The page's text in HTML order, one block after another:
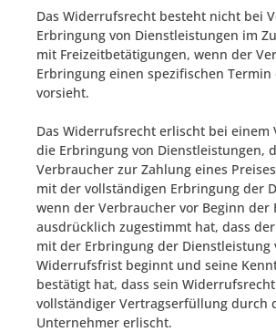
Das Widerrufsrecht besteht nicht bei
Erbringung von Dienstleistungen im
mit Freizeitbetätigungen, wenn der
Erbringung einen spezifischen Termin
vorsieht.
Das Widerrufsrecht erlischt bei einem
die Erbringung von Dienstleistungen,
Verbraucher zur Zahlung eines
mit der vollständigen Erbringung der
wenn der Verbraucher vor Beginn der
ausdrücklich zugestimmt hat, dass
mit der Erbringung der Dienstleistung
Widerrufsfrist beginnt und seine
bestätigt hat, dass sein
vollständiger Vertragserfüllung durch
Unternehmer erlischt.